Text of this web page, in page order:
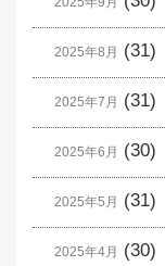
2025年8月 (31)
2025年7月 (31)
2025年6月 (30)
2025年5月 (31)
2025年4月 (30)